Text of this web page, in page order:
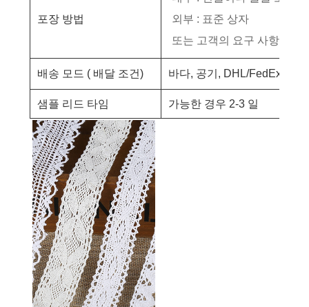
포장 방법
외부 : 표준 상자
또는 고객의 요구 사항으로
배송 모드 ( 배달 조건) 바다, 공기, DHL/FedEx/
샘플 리드 타임 가능한 경우 2-3 일